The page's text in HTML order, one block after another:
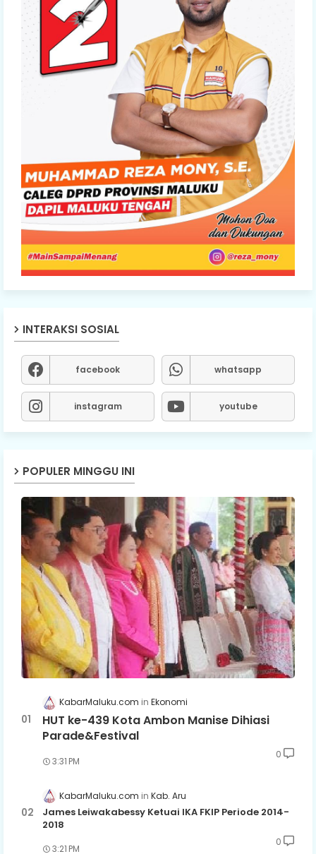
INTERAKSI SOSIAL
facebook whatsapp
instagram youtube
POPULER MINGGU INI
KabarMaluku.com Ekonomi
HUT ke-439 Kota Ambon Manise Dihiasi
Parade&Festival
3:31 PM
0
KabarMaluku.com Kab. Aru
James Leiwakabessy Ketuai IKA FKIP Periode 2014-
2018
3:21 PM
0